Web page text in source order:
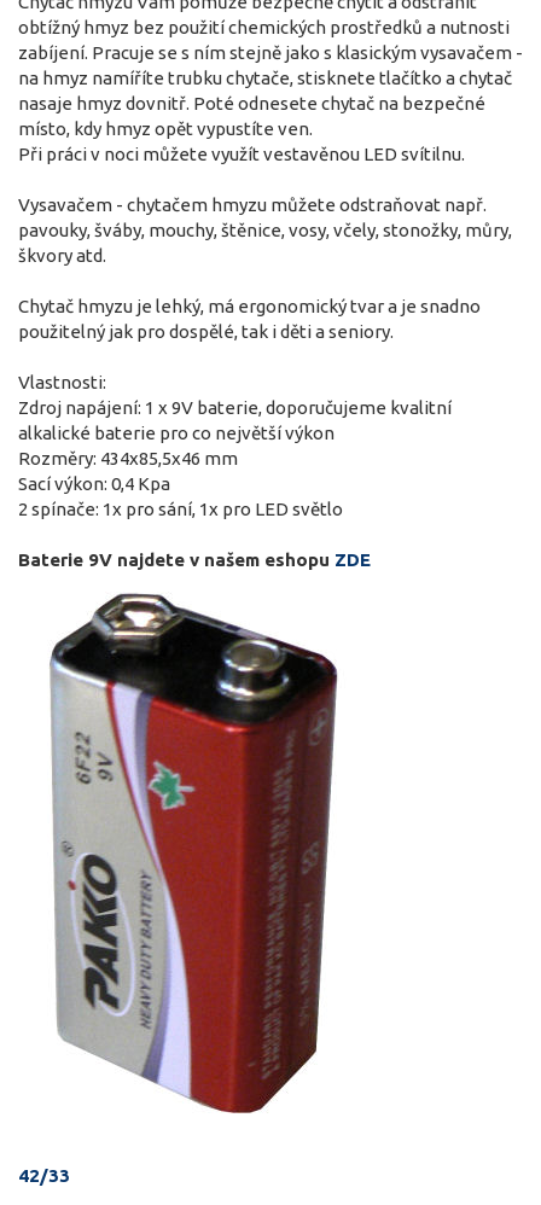
obtížný hmyz bez použití chemických prostředků a nutnosti
zabíjení. Pracuje se s ním stejně jako s klasickým vysavačem -
na hmyz namíříte trubku chytače, stisknete tlačítko a chytač
nasaje hmyz dovnitř. Poté odnesete chytač na bezpečné
místo, kdy hmyz opět vypustíte ven.
Při práci v noci můžete využít vestavěnou LED svítilnu.
Vysavačem - chytačem hmyzu můžete odstraňovat např.
pavouky, šváby, mouchy, štěnice, vosy, včely, stonožky, můry,
škvory atd.
Chytač hmyzu je lehký, má ergonomický tvar a je snadno
použitelný jak pro dospělé, tak i děti a seniory.
Vlastnosti:
Zdroj napájení: 1 x 9V baterie, doporučujeme kvalitní
alkalické baterie pro co největší výkon
Rozměry: 434x85,5x46 mm
Sací výkon: 0,4 Kpa
2 spínače: 1x pro sání, 1x pro LED světlo
Baterie 9V najdete v našem eshopu ZDE
42/33